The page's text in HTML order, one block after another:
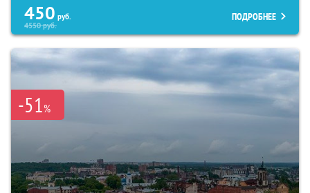
450 руб.
4550руб.
ПОДРОБНЕЕ
-51%